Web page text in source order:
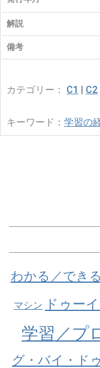
解説
備考
カテゴリー： C1 | C2
キーワード： 学習の
わかる／できる
マシン ドゥー
学習／プ
グ・バイ・ド